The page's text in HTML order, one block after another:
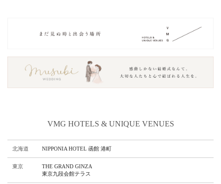
VMG HOTELS & UNIQUE VENUES
北海道 NIPPONIA HOTEL 函館 港町
東京
THE GRAND GINZA
東京九段会館テラス